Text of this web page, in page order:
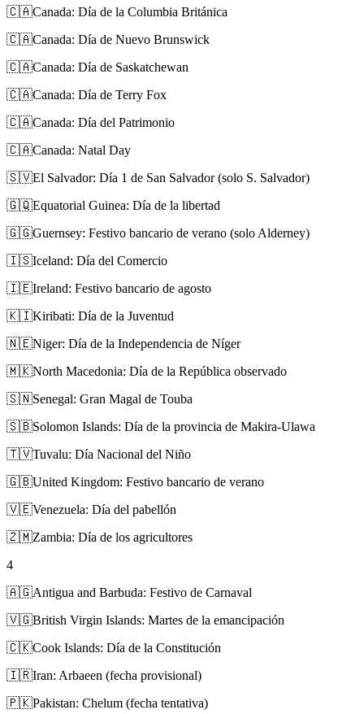
🇨🇦Canada: Día de la Columbia Británica
🇨🇦Canada: Día de Nuevo Brunswick
🇨🇦Canada: Día de Saskatchewan
🇨🇦Canada: Día de Terry Fox
🇨🇦Canada: Día del Patrimonio
🇨🇦Canada: Natal Day
🇸🇻El Salvador: Día 1 de San Salvador (solo S. Salvador)
🇬🇶Equatorial Guinea: Día de la libertad
🇬🇬Guernsey: Festivo bancario de verano (solo Alderney)
🇮🇸Iceland: Día del Comercio
🇮🇪Ireland: Festivo bancario de agosto
🇰🇮Kiribati: Día de la Juventud
🇳🇪Niger: Día de la Independencia de Níger
🇲🇰North Macedonia: Día de la República observado
🇸🇳Senegal: Gran Magal de Touba
🇸🇧Solomon Islands: Día de la provincia de Makira-Ulawa
🇹🇻Tuvalu: Día Nacional del Niño
🇬🇧United Kingdom: Festivo bancario de verano
🇻🇪Venezuela: Día del pabellón
🇿🇲Zambia: Día de los agricultores
4
🇦🇬Antigua and Barbuda: Festivo de Carnaval
🇻🇬British Virgin Islands: Martes de la emancipación
🇨🇰Cook Islands: Día de la Constitución
🇮🇷Iran: Arbaeen (fecha provisional)
🇵🇰Pakistan: Chelum (fecha tentativa)